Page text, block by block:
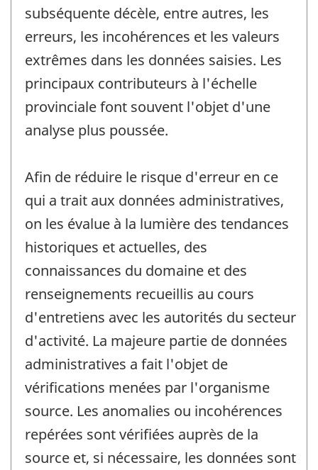
subséquente décèle, entre autres, les
erreurs, les incohérences et les valeurs
extrêmes dans les données saisies. Les
principaux contributeurs à l'échelle
provinciale font souvent l'objet d'une
analyse plus poussée.
Afin de réduire le risque d'erreur en ce
qui a trait aux données administratives,
on les évalue à la lumière des tendances
historiques et actuelles, des
connaissances du domaine et des
renseignements recueillis au cours
d'entretiens avec les autorités du secteur
d'activité. La majeure partie de données
administratives a fait l'objet de
vérifications menées par l'organisme
source. Les anomalies ou incohérences
repérées sont vérifiées auprès de la
source et, si nécessaire, les données sont